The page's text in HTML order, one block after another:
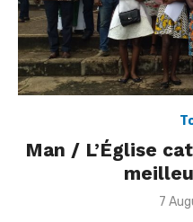
Man / L’Église
7